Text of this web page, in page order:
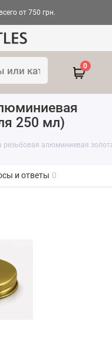
от 750 грн.
0
250 мл)
резьбовая алюминиевая
и ответы 0